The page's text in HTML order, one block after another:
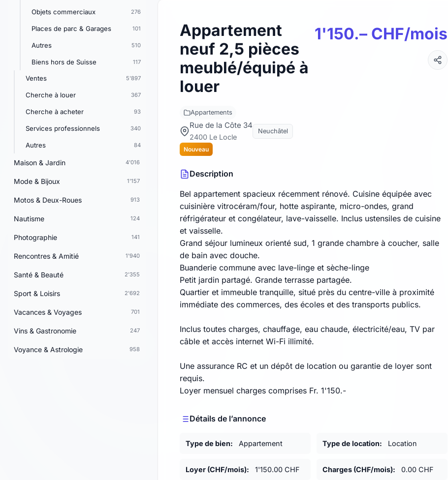
Objets commerciaux 276
Places de parc & Garages 101
Autres 510
Biens hors de Suisse 117
Ventes 5'897
Cherche à louer 367
Cherche à acheter 93
Services professionnels 340
Autres 84
Maison & Jardin 4'016
Mode & Bijoux 1'157
Motos & Deux-Roues 913
Nautisme 124
Photographie 141
Rencontres & Amitié 1'940
Santé & Beauté 2'355
Sport & Loisirs 2'692
Vacances & Voyages 701
Vins & Gastronomie 247
Voyance & Astrologie 958
Appartement
neuf 2,5 pièces
meublé/équipé à
louer
1'150.– CHF/mois
Appartements
Rue de la Côte 34
2400 Le Locle
Neuchâtel
Nouveau
Description
Bel appartement spacieux récemment rénové. Cuisine équipée avec
cuisinière vitrocéram/four, hotte aspirante, micro-ondes, grand
réfrigérateur et congélateur, lave-vaisselle. Inclus ustensiles de cuisine
et vaisselle.
Grand séjour lumineux orienté sud, 1 grande chambre à coucher, salle
de bain avec douche.
Buanderie commune avec lave-linge et sèche-linge
Petit jardin partagé. Grande terrasse partagée.
Quartier et immeuble tranquille, situé près du centre-ville à proximité
immédiate des commerces, des écoles et des transports publics.
Inclus toutes charges, chauffage, eau chaude, électricité/eau, TV par
câble et accès internet Wi-Fi illimité.
Une assurance RC et un dépôt de location ou garantie de loyer sont
requis.
Loyer mensuel charges comprises Fr. 1'150.-
Détails de l’annonce
Type de bien: Appartement Type de location: Location
Loyer (CHF/mois): 1'150.00 CHF Charges (CHF/mois): 0.00 CHF